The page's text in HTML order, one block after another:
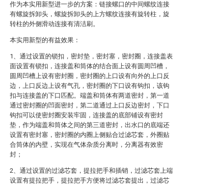
作为本实用新型进一步的方案：链接螺口的中间螺纹连接
有螺旋拆卸头，螺旋拆卸头的上方螺纹连接有旋转柱，旋
转柱的外侧滑动连接有清洁刷。
本实用新型的有益效果：
1、通过设置的锁扣，密封垫，密封塞，密封圈，连接盖表
面设置有锁扣，连接盖和筒体的结合面上设有圆周凹槽，
圆周凹槽上设有密封圈，密封圈的上口设有向外的上口反
边，上口反边上设有气孔，密封圈的下口设有钩扣，该钩
扣与连接盖的下口匹配。端盖和筒体有两道密封，第一道
通过密封圈的凹面密封，第二道通过上口反边密封，下口
钩扣可以使密封圈安装牢固，连接盖的底部铺设有密封
垫，作为端盖和筒体之间的第三道密封，出水口的底端还
设置有密封塞，密封圈的内圈上侧贴合过滤芯套，外圈贴
合筒体的内壁，实现在气体杂质分离时，分离器有效密
封；
2、通过设置的过滤芯套，提拉把手和插销，过滤芯套上端
设置有提拉把手，提拉把手方便将过滤芯套提出，过滤芯